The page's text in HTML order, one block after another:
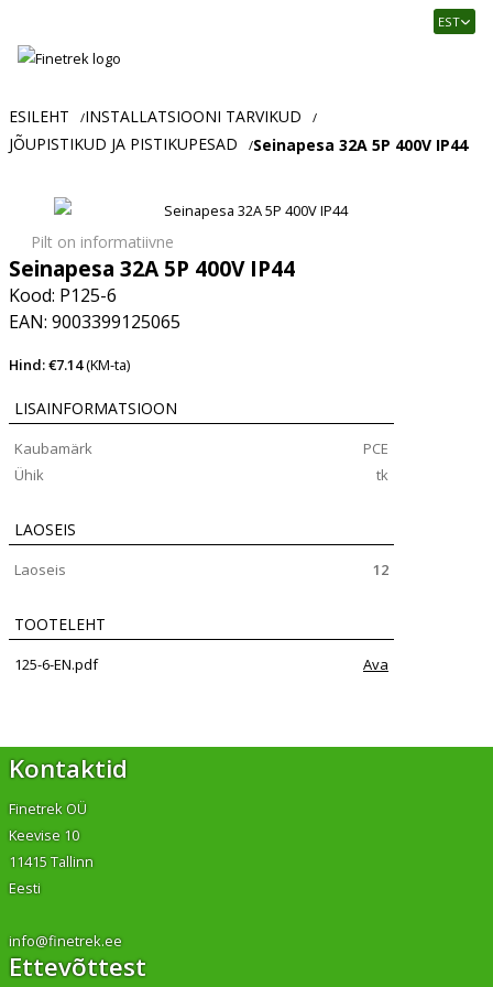
Usaldusväärne
ja
tööstusautomaatika
EST
ESILEHT /INSTALLATSIOONI TARVIKUD /
JÕUPISTIKUD JA PISTIKUPESAD /Seinapesa 32A 5P 400V IP44
Pilt on informatiivne
Seinapesa 32A 5P 400V IP44
Kood: P125-6
EAN: 9003399125065
Hind: €7.14(KM-ta)
LISAINFORMATSIOON
Kaubamärk
PCE
Ühik
tk
LAOSEIS
Laoseis 12
TOOTELEHT
125-6-EN.pdf Ava
Kontaktid
Finetrek OÜ
Keevise 10
11415 Tallinn
Eesti
info@finetrek.ee
Ettevõttest